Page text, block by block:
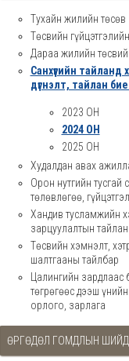
Тухайн жилийн төсөв
Төсвийн
Дараа жилийн
Санхүүгийн
дүгнэлт, тайлан
2023 ОН
2024 ОН
2025 ОН
Худалдан авах
Орон нутгийн тусгай
төлөвлөгөө, гүйцэтгэл
Хандив тусламжийн
зарцуулалтын тайлан
Төсвийн хэмнэлт,
шалтгааны тайлбар
Цалингийн зардлаас
төгрөгөөс дээш
орлого, зарлага
ӨРГӨДӨЛ ГОМДЛЫН